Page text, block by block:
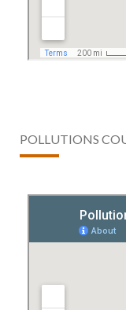
POLLUTIONS